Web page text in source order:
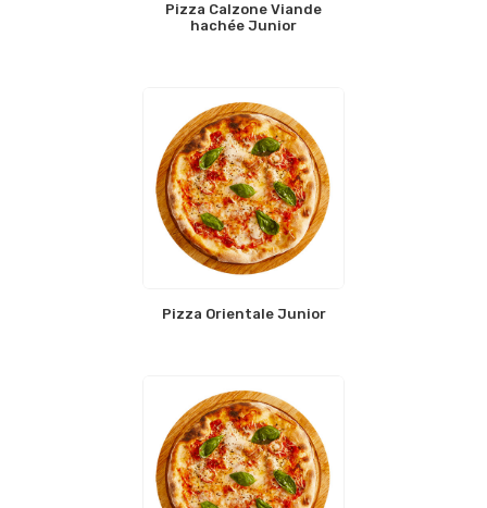
Pizza Calzone Viande
hachée Junior
Pizza Orientale Junior